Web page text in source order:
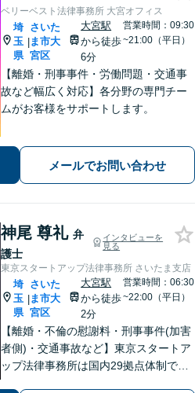
ベリーベスト法律事務所 大宮オフィス
埼
玉
県
|
さいた
ま市大
宮区
大宮駅
から徒歩
6分
営業時間：09:30
~21:00（平日）
【離婚・刑事事件・労働問題・交通事
故など幅広く対応】各分野の専門チー
ムがお客様をサポートします。
メールでお問い合わせ
神尾 尊礼 弁
護士
インタビューを
見る
東京スタートアップ法律事務所 さいたま支店
埼
玉
県
|
さいた
ま市大
宮区
大宮駅
から徒歩
2分
営業時間：06:30
~22:00（平日）
【離婚・不倫の慰謝料・刑事事件(加害
者側)・交通事故など】東京スタートア
ップ法律事務所は国内29拠点体制で全